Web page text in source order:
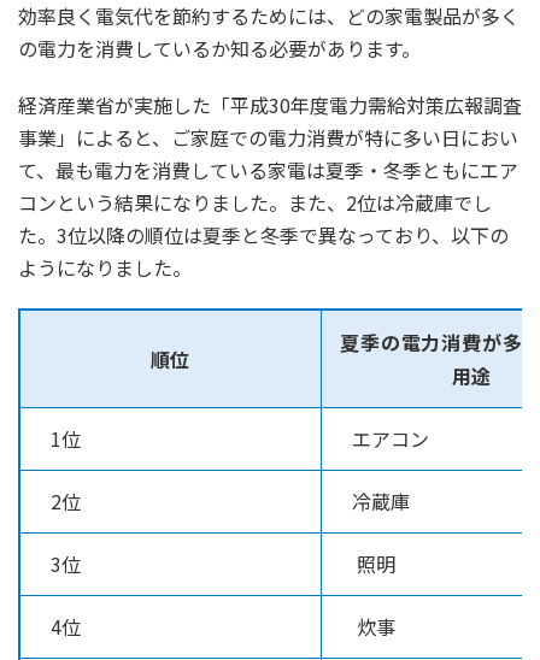
効率良く電気代を節約するためには、どの家電製品が多く
の電力を消費しているか知る必要があります。
経済産業省が実施した「平成30年度電力需給対策広報調査
事業」によると、ご家庭での電力消費が特に多い日におい
て、最も電力を消費している家電は夏季・冬季ともにエア
コンという結果になりました。また、2位は冷蔵庫でし
た。3位以降の順位は夏季と冬季で異なっており、以下の
ようになりました。
順位
夏季の電力消費が多
用途
1位 エアコン
2位 冷蔵庫
3位 照明
4位 炊事